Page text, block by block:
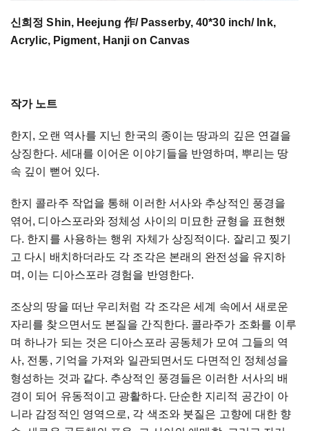
신희정 Shin, Heejung 作/ Passerby, 40*30 inch/ Ink,
Acrylic, Pigment, Hanji on Canvas
작가 노트
한지 , 오랜 역사를 지닌 한국의 종이는 땅과의 깊은 연결을
상징한다. 세대를 이어온 이야기들을 반영하며 , 뿌리는 땅
속 깊이 뻗어 있다.
한지 콜라주 작업을 통해 이러한 서사와 추상적인 풍경을
엮어 , 디아스포라와 정체성 사이의 미묘한 균형을 표현했
다. 한지를 사용하는 행위 자체가 상징적이다. 잘리고 찢기
고 다시 배치하더라도 각 조각은 본래의 완전성을 유지하
며 , 이는 디아스포라 경험을 반영한다.
조상의 땅을 떠난 우리처럼 각 조각은 세계 속에서 새로운
자리를 찾으면서도 본질을 간직한다. 콜라주가 조화를 이루
며 하나가 되는 것은 디 아스포라 공동체가 모여 그들의 역
사, 전통, 기억을 가져와 일관되면서도 다면적인 정체성을
형성하는 것과 같다. 추상적인 풍경들은 이러한 서사의 배
경이
되어 유동적이고 광활하다. 단순한 지리적 공간이
아
니 라 감정적인 영역으로, 각 색조와 붓질은 고향에 대한 향